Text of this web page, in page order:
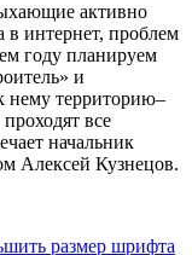
активно
в интернет, проблем
году планируем
и
нему территорию–
все
начальник
Алексей Кузнецов.